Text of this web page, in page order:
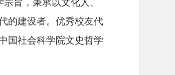
旨，秉承以文化人、
的建设者。优秀校友代
国社会科学院文史哲学